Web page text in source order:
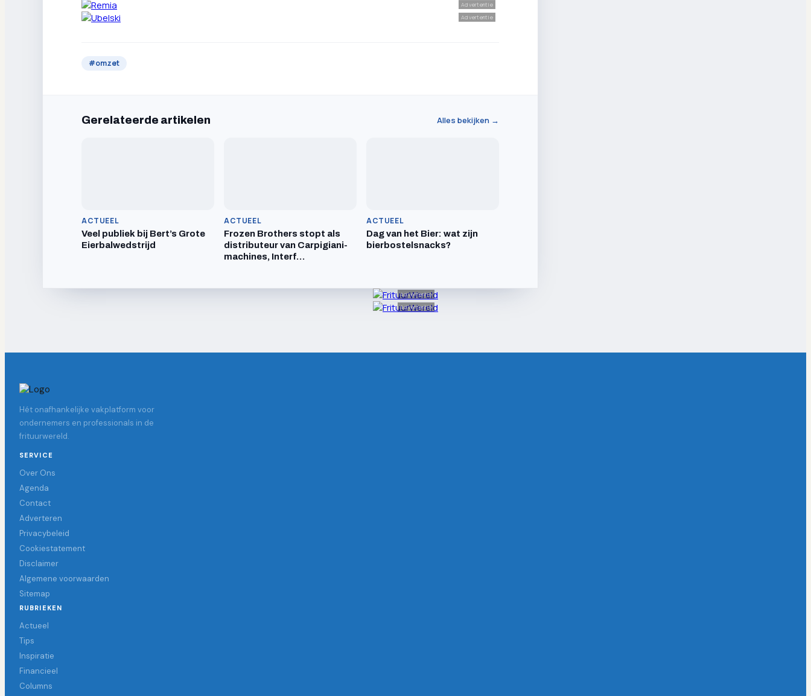
Advertentie
Advertentie
#omzet
Gerelateerde artikelen Alles bekijken →
ACTUEEL
Veel publiek bij Bert’s Grote
Eierbalwedstrijd
ACTUEEL
Frozen Brothers stopt als
distributeur van Carpigiani-
machines, Interf…
ACTUEEL
Dag van het Bier: wat zijn
bierbostelsnacks?
Advertentie
Advertentie
Hét onafhankelijke vakplatform voor
ondernemers en professionals in de
frituurwereld.
SERVICE
Over Ons
Agenda
Contact
Adverteren
Privacybeleid
Cookiestatement
Disclaimer
Algemene voorwaarden
Sitemap
RUBRIEKEN
Actueel
Tips
Inspiratie
Financieel
Columns